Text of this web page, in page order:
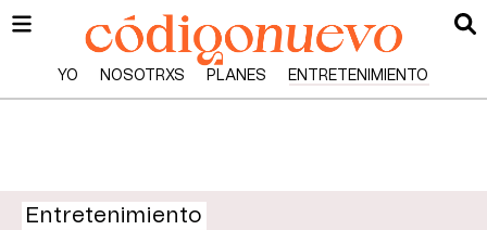
YO NOSOTRXS PLANES ENTRETENIMIENTO
Entretenimiento